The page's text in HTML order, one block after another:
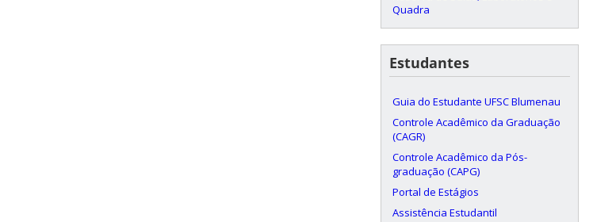
Quadra
Estudantes
Guia do Estudante UFSC Blumenau
Controle Acadêmico da Graduação
(CAGR)
Controle Acadêmico da Pós-
graduação (CAPG)
Portal de Estágios
Assistência Estudantil